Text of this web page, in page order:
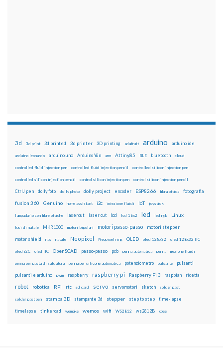
3d 3d print 3d printed 3d printer 3D printing adafruit arduino arduino ide
arduino leonardo arduino uno Arduino Yún arm Attiny85 BLE bluetooth cloud
controlled fluid injection pen controlled fluid injection pencil controlled silicon injection pen
controlled silicon injection pencil control silicon injection pen control silicon injection pencil
CtrlJ pen dolly foto dolly photo dolly project encoder ESP8266 fibra ottica fotografia
fusion 360 Genuino home assistant i2c iniezione fluidi IoT joystick
lampadario con fibre ottiche lasercut laser cut lcd lcd 16x2 led led rgb Linux
luci di natale MKR1000 motori bipolari motori passo-passo motori stepper
motor shield nas natale Neopixel Neopixel ring OLED oled 128x32 oled 128x32 IIC
oled i2C oled IIC OpenSCAD passo-passo pcb penna automatica penna iniezione fluidi
penna per pasta di saldatura penna per silicone automatica potenziometro pulsante pulsanti
pulsanti e arduino pwm raspberry raspberry pi Raspberry Pi 3 raspbian ricetta
robot robotica RPi rtc sd card servo servomotori sketch solder past
solder past pen stampa 3D stampante 3d stepper step to step time-lapse
timelapse tinkercad wemake wemos wifi WS2812 ws2812B xbee